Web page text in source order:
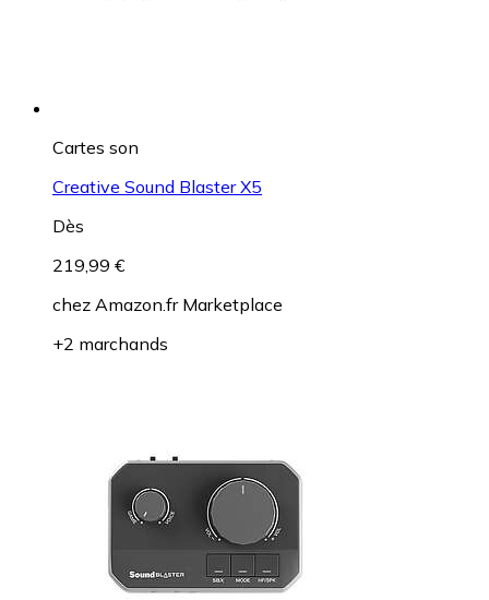
Cartes son
Creative Sound Blaster X5
Dès
219,99 €
chez Amazon.fr Marketplace
+2 marchands